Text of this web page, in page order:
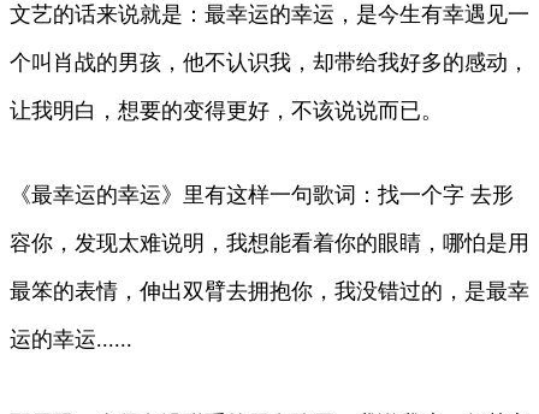
文艺的话来说就是：最幸运的幸运，是今生有幸遇见一
个叫肖战的男孩，他不认识我，却带给我好多的感动，
让我明白，想要的变得更好，不该说说而已。
《最幸运的幸运》里有这样一句歌词：找一个字 去形
容你，发现太难说明，我想能看着你的眼睛，哪怕是用
最笨的表情，伸出双臂去拥抱你，我没错过的，是最幸
运的幸运......